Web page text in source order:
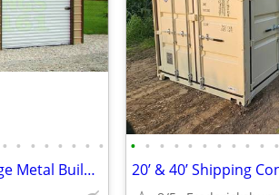
• • • • • • • •
2 Car QUALITY 100% Steel Garage Metal Building Equipment Storage Shed
• • • • • • • • • • •